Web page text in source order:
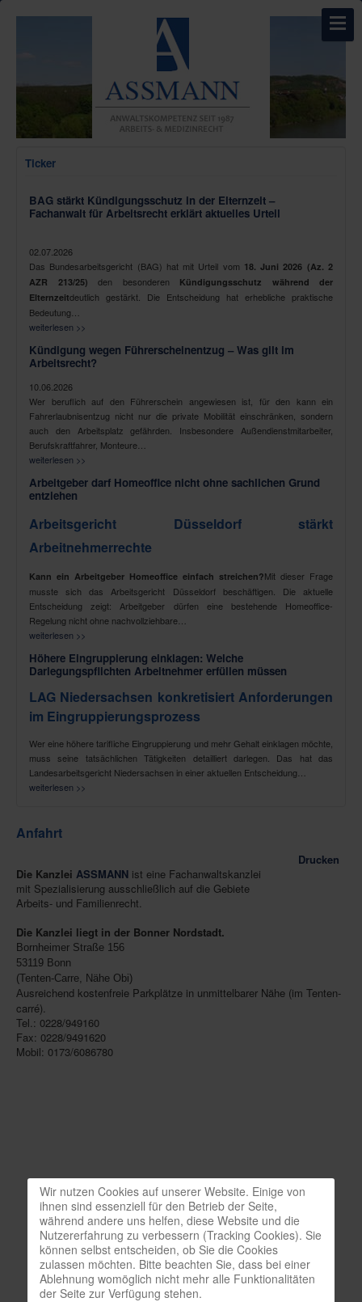
Ticker
BAG stärkt Kündigungsschutz in der Elternzeit –
Fachanwalt für Arbeitsrecht erklärt aktuelles Urteil
02.07.2026
Das Bundesarbeitsgericht (BAG) hat mit Urteil vom 18. Juni 2026 (Az. 2
AZR 213/25) den besonderen Kündigungsschutz während der
Elternzeitdeutlich gestärkt. Die Entscheidung hat erhebliche praktische
Bedeutung…
weiterlesen >>
Kündigung wegen Führerscheinentzug – Was gilt im
Arbeitsrecht?
10.06.2026
Wer beruflich auf den Führerschein angewiesen ist, für den kann ein
Fahrerlaubnisentzug nicht nur die private Mobilität einschränken, sondern
auch den Arbeitsplatz gefährden. Insbesondere Außendienstmitarbeiter,
Berufskraftfahrer, Monteure…
weiterlesen >>
Arbeitgeber darf Homeoffice nicht ohne sachlichen Grund
entziehen
Arbeitsgericht Düsseldorf stärkt
Arbeitnehmerrechte
Kann ein Arbeitgeber Homeoffice einfach streichen?Mit dieser Frage
musste sich das Arbeitsgericht Düsseldorf beschäftigen. Die aktuelle
Entscheidung zeigt: Arbeitgeber dürfen eine bestehende Homeoffice-
Regelung nicht ohne nachvollziehbare…
weiterlesen >>
Höhere Eingruppierung einklagen: Welche
Darlegungspflichten Arbeitnehmer erfüllen müssen
LAG Niedersachsen konkretisiert Anforderungen
im Eingruppierungsprozess
Wer eine höhere tarifliche Eingruppierung und mehr Gehalt einklagen möchte,
muss seine tatsächlichen Tätigkeiten detailliert darlegen. Das hat das
Landesarbeitsgericht Niedersachsen in einer aktuellen Entscheidung…
weiterlesen >>
Anfahrt
Drucken
Die Kanzlei ASSMANN ist eine Fachanwaltskanzlei
mit Spezialisierung ausschließlich auf die Gebiete
Arbeits- und Familienrecht.
Die Kanzlei liegt in der Bonner Nordstadt.
Bornheimer Straße 156
53119 Bonn
(Tenten-Carre, Nähe Obi)
Ausreichend kostenfreie Parkplätze in unmittelbarer Nähe (im Tenten-
carré).
Tel.: 0228/949160
Fax: 0228/9491620
Mobil: 0173/6086780
Wir nutzen Cookies auf unserer Website. Einige von
ihnen sind essenziell für den Betrieb der Seite,
während andere uns helfen, diese Website und die
Nutzererfahrung zu verbessern (Tracking Cookies). Sie
können selbst entscheiden, ob Sie die Cookies
zulassen möchten. Bitte beachten Sie, dass bei einer
Ablehnung womöglich nicht mehr alle Funktionalitäten
der Seite zur Verfügung stehen.